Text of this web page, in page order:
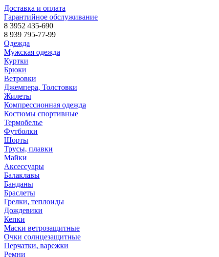
Доставка и оплата
Гарантийное обслуживание
8 3952 435-690
8 939 795-77-99
Одежда
Мужская одежда
Куртки
Брюки
Ветровки
Джемпера, Толстовки
Жилеты
Компрессионная одежда
Костюмы спортивные
Термобелье
Футболки
Шорты
Трусы, плавки
Майки
Аксессуары
Балаклавы
Банданы
Браслеты
Грелки, теплоиды
Дождевики
Кепки
Маски ветрозащитные
Очки солнцезащитные
Перчатки, варежки
Ремни